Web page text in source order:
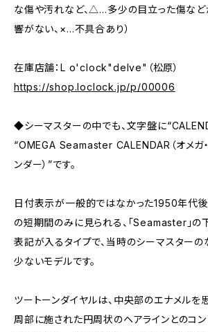
な傷や汚れなど、△…多少の目立った傷な
響がない、×…不具合あり）
在庫店舗：L o'clock"delve"（松原）
https://shop.loclock.jp/p/00006
◆シーマスターの中でも、文字盤に
“OMEGA Seamaster CALENDAR（オメガ
ンダー）”です。
日付表示が一般的ではなかった1950年代
の短期間のみに見られる、「Seamaster」の
表記が入るタイプで、当時のシーマスター
少ないモデルです。
ツートーンダイヤルは、中央部のエナメルを
周部に施された円周状のヘアラインとのコン